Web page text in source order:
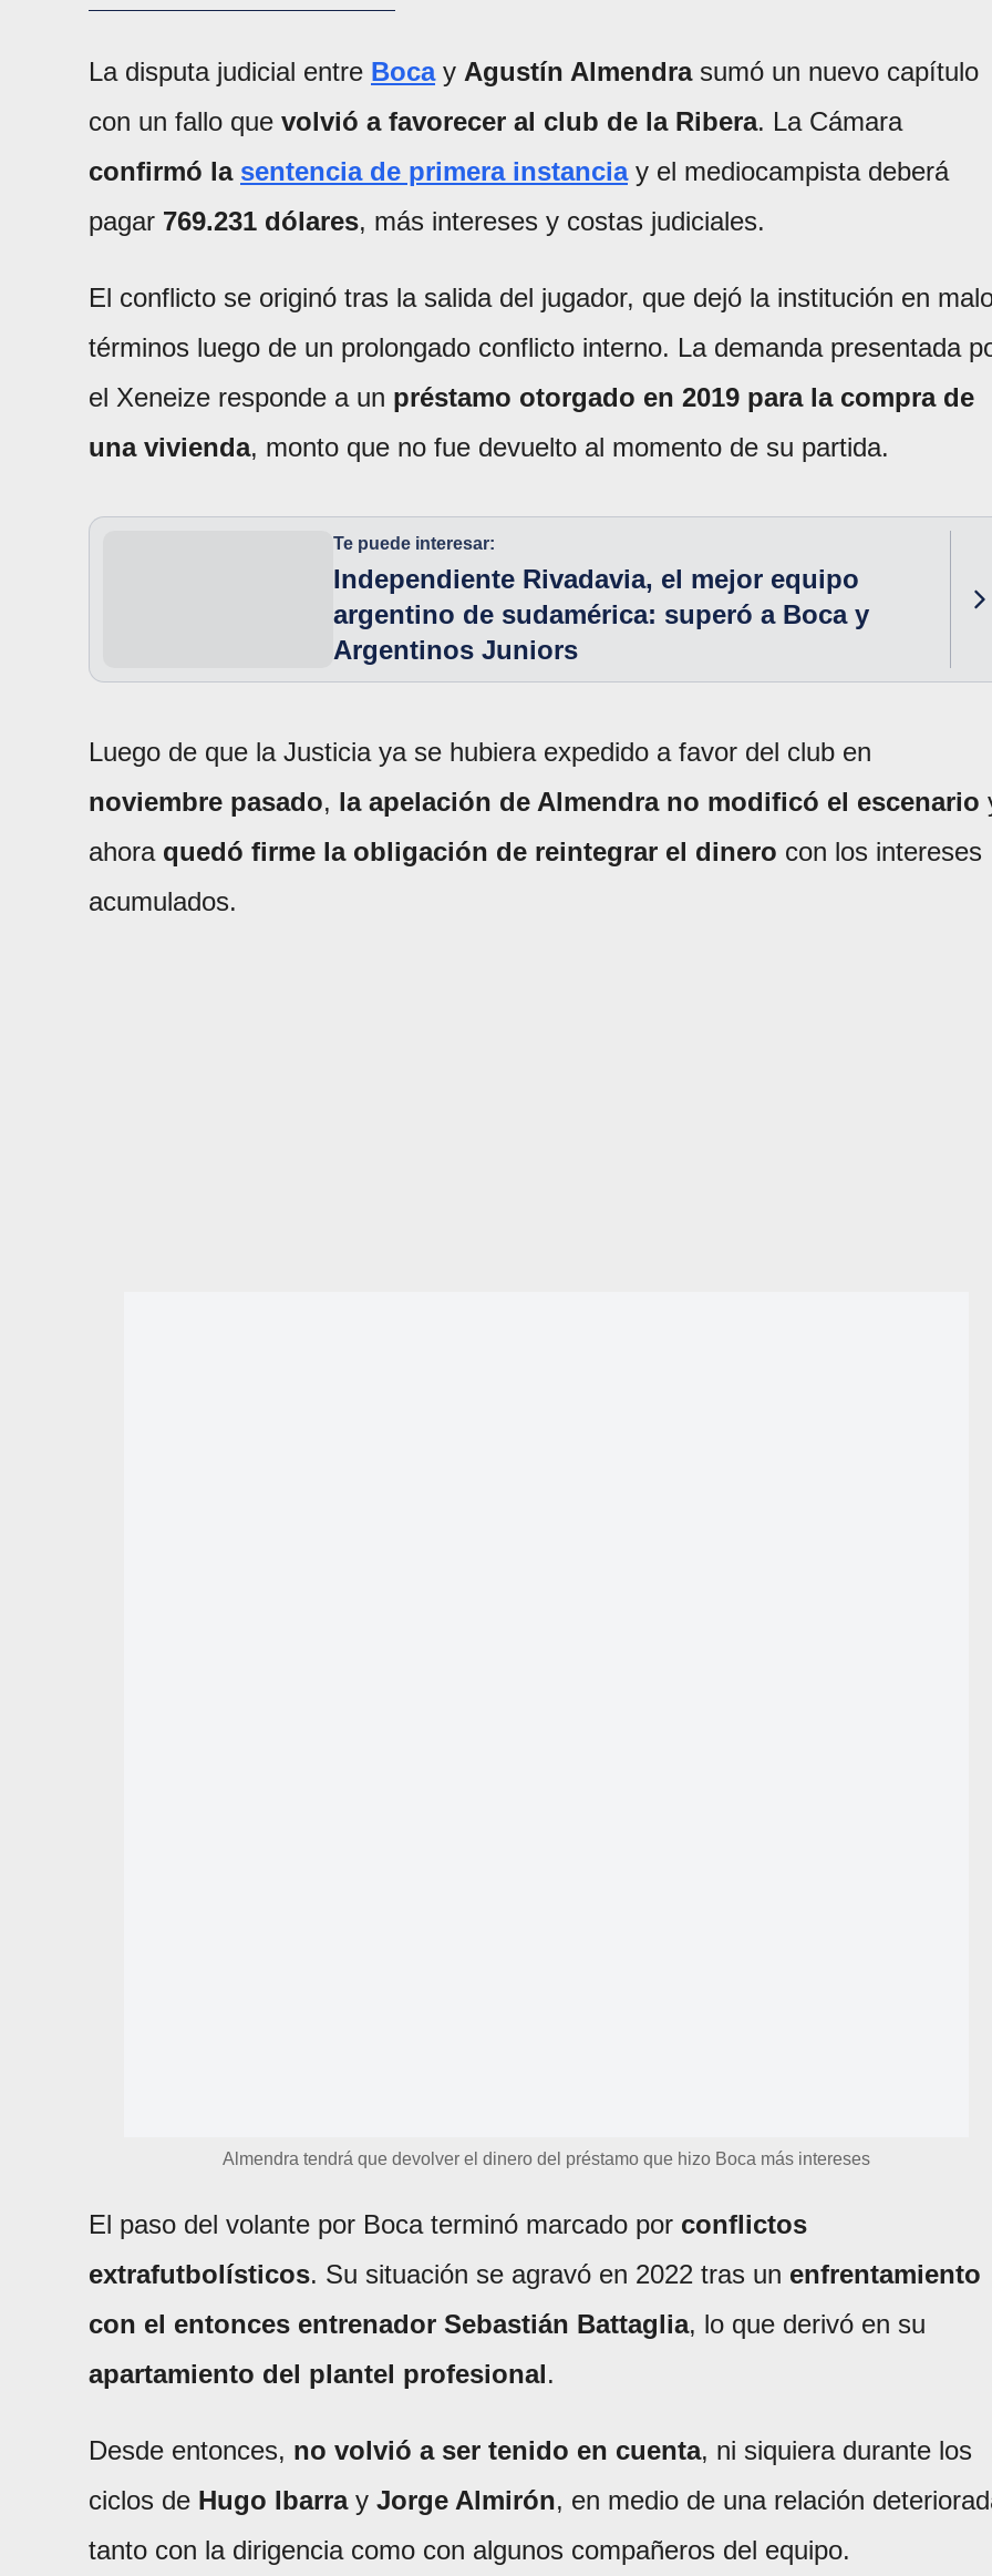
La disputa judicial entre Bocay Agustín Almendrasumó un nuevo capítulo
con un fallo que volvió a favorecer al club de la Ribera. La Cámara
confirmó la sentencia de primera instanciay el mediocampista deberá
pagar 769.231 dólares, más intereses y costas judiciales.
El conflicto se originó tras la salida del jugador, que dejó la institución en
términos luego de un prolongado conflicto interno. La demanda presentada
el Xeneize responde a un préstamo otorgado en 2019 para la compra de
una vivienda, monto que no fue devuelto al momento de su partida.
Te puede interesar:
Independiente Rivadavia, el mejor equipo
argentino de sudamérica: superó a Boca y
Argentinos Juniors
Luego de que la Justicia ya se hubiera expedido a favor del club en
noviembre pasado, la apelación de Almendra no modificó el escenario
ahora quedó firme la obligación de reintegrar el dinero con los intereses
acumulados.
Almendra tendrá que devolver el dinero del préstamo que hizo Boca más intereses
El paso del volante por Boca terminó marcado por conflictos
extrafutbolísticos. Su situación se agravó en 2022 tras un enfrentamiento
con el entonces entrenador Sebastián Battaglia, lo que derivó en su
apartamiento del plantel profesional.
Desde entonces, no volvió a ser tenido en cuenta, ni siquiera durante los
ciclos de Hugo Ibarray Jorge Almirón, en medio de una relación
tanto con la dirigencia como con algunos compañeros del equipo.